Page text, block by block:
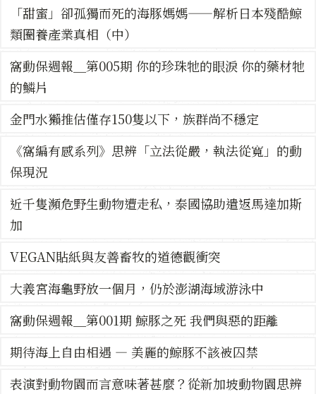
「甜蜜」卻孤獨而死的海豚媽媽——解析日本殘酷鯨
類圈養產業真相（中）
窩動保週報＿第005期 你的珍珠牠的眼淚 你的藥材牠
的鱗片
金門水獺推估僅存150隻以下，族群尚不穩定
《窩編有感系列》思辨「立法從嚴，執法從寬」的動
保現況
近千隻瀕危野生動物遭走私，泰國協助遣返馬達加斯
加
VEGAN貼紙與友善畜牧的道德觀衝突
大義宮海龜野放一個月，仍於澎湖海域游泳中
窩動保週報＿第001期 鯨豚之死 我們與惡的距離
期待海上自由相遇 — 美麗的鯨豚不該被囚禁
表演對動物園而言意味著甚麼？從新加坡動物園思辨